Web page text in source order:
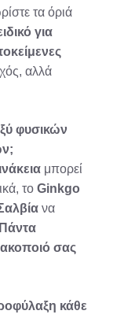
τα όριά
για
αλλά
φυσικών
μπορεί
το Ginkgo
να
Πάντα
σας
κάθε